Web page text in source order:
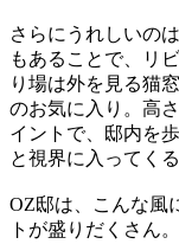
さらにうれしいの
もあることで、リ
り場は外を見る猫
のお気に入り。高
イントで、邸内を
と視界に入ってくる
OZ邸は、こんな風
トが盛りだくさん